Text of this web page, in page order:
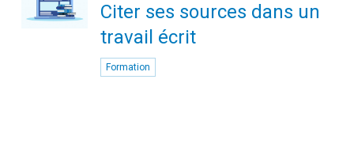
Citer ses sources dans un
travail écrit
Formation